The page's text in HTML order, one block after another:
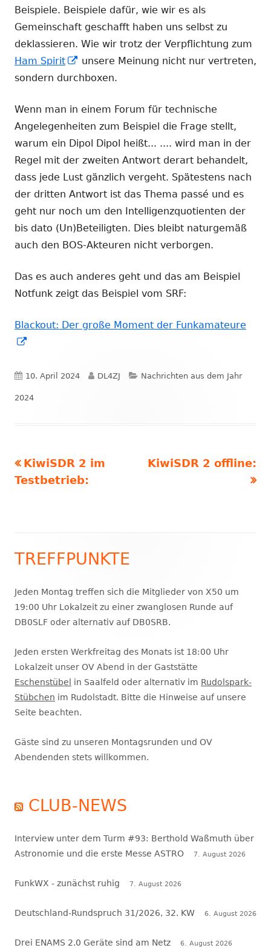
Beispiele. Beispiele dafür, wie wir es als
Gemeinschaft geschafft haben uns selbst zu
deklassieren. Wie wir trotz der Verpflichtung zum
Ham Spirit
In
neuem
öffnen
unsere Meinung nicht nur vertreten,
sondern durchboxen.
Wenn man in einem Forum für technische
Angelegenheiten zum Beispiel die Frage stellt,
warum ein Dipol Dipol heißt... .... wird man in der
Regel mit der zweiten Antwort derart behandelt,
dass jede Lust gänzlich vergeht. Spätestens nach
der dritten Antwort ist das Thema passé und es
geht nur noch um den Intelligenzquotienten der
bis dato (Un)Beteiligten. Dies bleibt naturgemäß
auch den BOS-Akteuren nicht verborgen.
Das es auch anderes geht und das am Beispiel
Notfunk zeigt das Beispiel vom SRF:
Blackout: Der große Moment der Funkamateure
Fenster
öffnen
Veröffentlicht
am
10. April 2024 Autor
DL4ZJ Kategorien
Nachrichten aus dem Jahr
2024
Beitragsnavigation
Vorheriger
Beitrag:
KiwiSDR 2 im
Testbetrieb:
Nächster
KiwiSDR 2 offline:
Haupt-
Seitenleiste
TREFFPUNKTE
Jeden Montag treffen sich die Mitglieder von X50 um
19:00 Uhr Lokalzeit zu einer zwanglosen Runde auf
DB0SLF oder alternativ auf DB0SRB.
Jeden ersten Werkfreitag des Monats ist 18:00 Uhr
Lokalzeit unser OV Abend in der Gaststätte
Eschenstübel
in Saalfeld oder alternativ im Rudolspark-
Stübchen im Rudolstadt. Bitte die Hinweise auf unsere
Seite beachten.
Gäste sind zu unseren Montagsrunden und OV
Abendenden stets willkommen.
CLUB-NEWS
Interview unter dem Turm #93: Berthold Waßmuth über
Astronomie und die erste Messe ASTRO
7. August 2026
FunkWX - zunächst ruhig 7. August 2026
Deutschland-Rundspruch 31/2026, 32. KW 6. August 2026
Drei ENAMS 2.0 Geräte sind am Netz 6. August 2026